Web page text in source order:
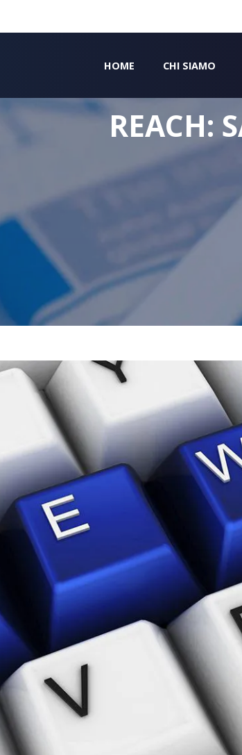
HOME CHI SIAMO
REACH: